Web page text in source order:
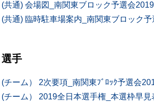
(共通) 会場図_南関東ブロック予選会2019
(共通) 臨時駐車場案内_南関東ブロック
選手
(チーム） 2次要項_南関東ﾌﾞﾛｯｸ予選会
(チーム） 2019全日本選手権_本選枠早見